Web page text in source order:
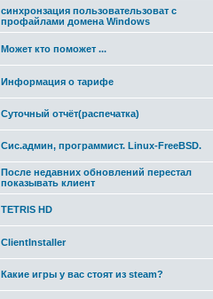
синхронзация пользовательзоват с
профайлами домена Windows
Может кто поможет ...
Информация о тарифе
Суточный отчёт(распечатка)
Cис.админ, программист. Linux-FreeBSD.
После недавних обновлений перестал
показывать клиент
TETRIS HD
ClientInstaller
Какие игры у вас стоят из steam?